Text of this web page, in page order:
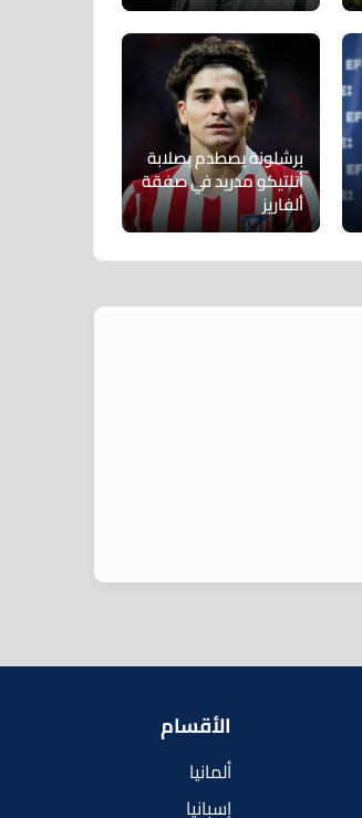
برشلونة يصطدم بصلابة
أتلتيكو مدريد في صفقة
ألفاريز
الأقسام
ألمانيا
إسبانيا